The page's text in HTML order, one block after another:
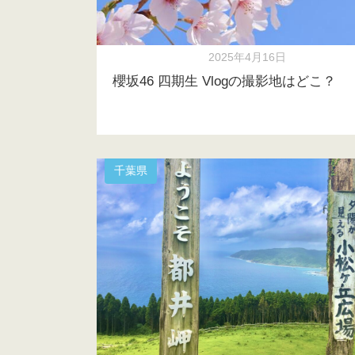
2025年4月16日
櫻坂46 四期生 Vlogの撮影地はどこ？
千葉県